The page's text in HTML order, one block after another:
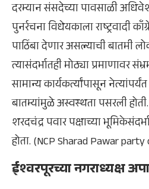
दरम्यान संसदेच्या पावसाळी
पुनर्रचना विधेयकाला राष्ट्रवादी
पाठिंबा देणार असल्याची बातमी
त्यासंदर्भातही मोठ्या प्रमाणावर
सामान्य कार्यकर्त्यांपासून
बातम्यांमुळे अस्वस्थता पसरली होती.
शरदचंद्र पवार पक्षाच्या
होता. (NCP Sharad Pawar
ईश्वरपूरच्या नगराध्यक्ष